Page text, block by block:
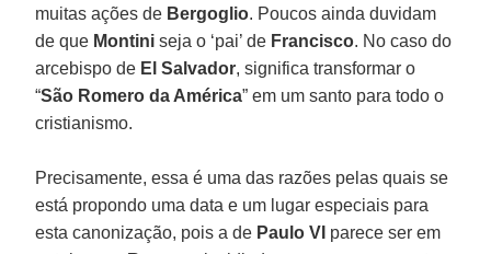
muitas ações de Bergoglio. Poucos ainda duvidam
de que Montini seja o ‘pai’ de Francisco. No caso do
arcebispo de El Salvador, significa transformar o
“São Romero da América” em um santo para todo o
cristianismo.
Precisamente, essa é uma das razões pelas quais se
está propondo uma data e um lugar especiais para
esta canonização, pois a de Paulo VI parece ser em